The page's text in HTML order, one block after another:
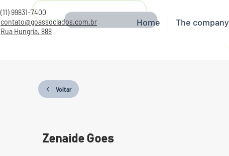
Home The company
(11) 99831-7400
contato@goassociados.com.br
Rua Hungria, 888
Voltar
Zenaide Goes